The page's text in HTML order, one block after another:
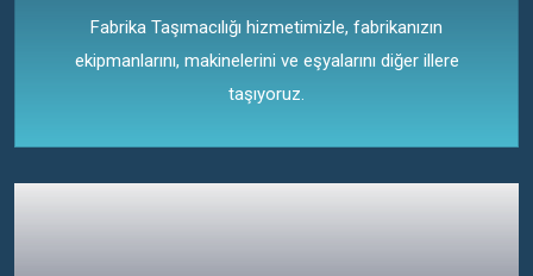
Fabrika Taşımacılığı hizmetimizle, fabrikanızın
ekipmanlarını, makinelerini ve eşyalarını diğer illere
taşıyoruz.